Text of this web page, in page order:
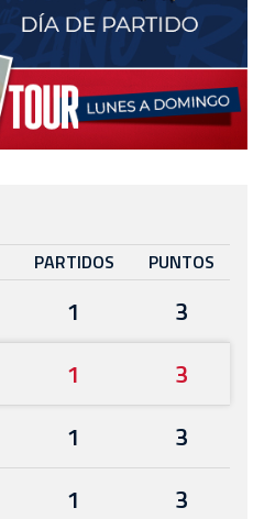
PARTIDOS PUNTOS
1
3
1
3
1
3
1
3